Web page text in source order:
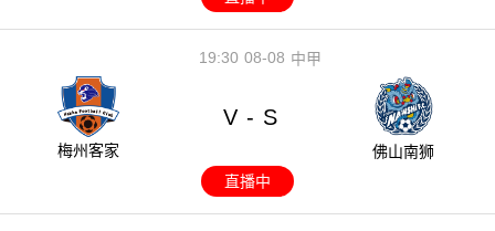
08-08
19:30 中甲
梅州客家
V - S
佛山南狮
直播中